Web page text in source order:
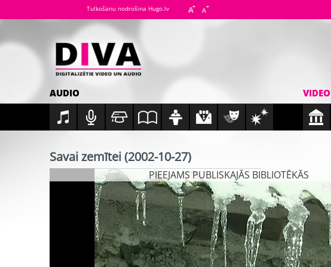
Tulkošanu nodrošina Hugo.lv
AUDIO VIDEO
Savai zemītei (2002-10-27)
PIEEJAMS PUBLISKAJĀS BIBLIOTĒKĀS